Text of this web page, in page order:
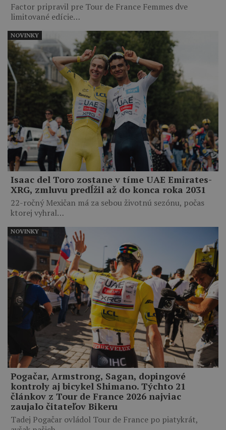
Factor pripravil pre Tour de France Femmes dve
limitované edície…
Isaac del Toro zostane v tíme UAE Emirates-
XRG, zmluvu predĺžil až do konca roka 2031
22-ročný Mexičan má za sebou životnú sezónu, počas
ktorej vyhral…
NOVINKY
Pogačar, Armstrong, Sagan, dopingové
kontroly aj bicykel Shimano. Týchto 21
článkov z Tour de France 2026 najviac
zaujalo čitateľov Bikeru
Tadej Pogačar ovládol Tour de France po piatykrát,
NOVINKY